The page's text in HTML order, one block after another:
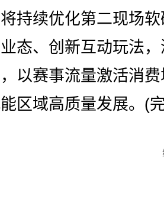
持续优化第二现场
态、创新互动玩法
以赛事流量激活消
区域高质量发展。(